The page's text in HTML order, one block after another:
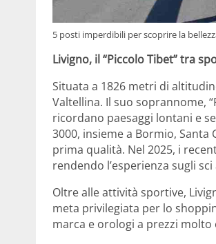
5 posti imperdibili per scoprire la
Livigno, il “Piccolo Tibet” tra
Situata a 1826 metri di
Valtellina. Il suo soprannome,
ricordano paesaggi lontani e
3000, insieme a Bormio,
prima qualità. Nel 2025, i
rendendo l’esperienza sugli
Oltre alle attività sportive,
meta privilegiata per lo
marca e orologi a prezzi molto